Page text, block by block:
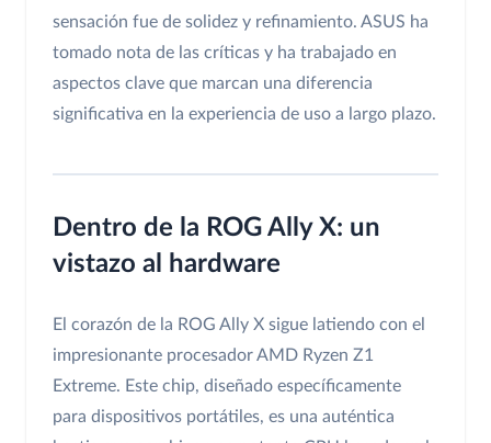
sensación fue de solidez y refinamiento. ASUS ha
tomado nota de las críticas y ha trabajado en
aspectos clave que marcan una diferencia
significativa en la experiencia de uso a largo plazo.
Dentro de la ROG Ally X: un
vistazo al hardware
El corazón de la ROG Ally X sigue latiendo con el
impresionante procesador AMD Ryzen Z1
Extreme. Este chip, diseñado específicamente
para dispositivos portátiles, es una auténtica